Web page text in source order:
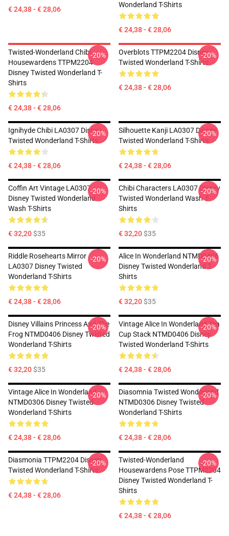
€ 24,38 - € 28,06
Wonderland T-Shirts
€ 24,38 - € 28,06
Twisted-Wonderland Chibi
Housewardens TTPM2204
Disney Twisted Wonderland T-
Shirts
€ 24,38 - € 28,06
-20%
Overblots TTPM2204 Disney
Twisted Wonderland T-Shirts
€ 24,38 - € 28,06
-20%
Ignihyde Chibi LA0307 Disney
Twisted Wonderland T-Shirts
€ 24,38 - € 28,06
-20%
Silhouette Kanji LA0307 Disney
Twisted Wonderland T-Shirts
€ 24,38 - € 28,06
-20%
Coffin Art Vintage LA0307
Disney Twisted Wonderland
Wash T-Shirts
€ 32,20$35
-20%
Chibi Characters LA0307 Disney
Twisted Wonderland Wash T-
Shirts
€ 32,20$35
-20%
Riddle Rosehearts Mirror
LA0307 Disney Twisted
Wonderland T-Shirts
€ 24,38 - € 28,06
-20%
Alice In Wonderland NTMD0406
Disney Twisted Wonderland T-
Shirts
€ 32,20$35
-20%
Disney Villains Princess And The
Frog NTMD0406 Disney Twisted
Wonderland T-Shirts
€ 32,20$35
-20%
Vintage Alice In Wonderland Tea
Cup Stack NTMD0406 Disney
Twisted Wonderland T-Shirts
€ 24,38 - € 28,06
-20%
Vintage Alice In Wonderland
NTMD0306 Disney Twisted
Wonderland T-Shirts
€ 24,38 - € 28,06
-20%
Diasomnia Twisted Wonderland
NTMD0306 Disney Twisted
Wonderland T-Shirts
€ 24,38 - € 28,06
-20%
Diasmonia TTPM2204 Disney
Twisted Wonderland T-Shirts
€ 24,38 - € 28,06
-20%
Twisted-Wonderland
Housewardens Pose TTPM2204
Disney Twisted Wonderland T-
Shirts
€ 24,38 - € 28,06
-20%